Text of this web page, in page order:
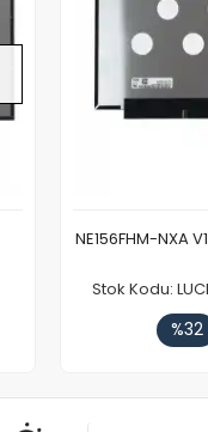
NE156FHM-NXA
Stok Kodu:
%32